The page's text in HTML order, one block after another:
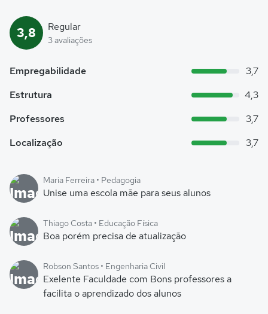
3,8 Regular
3 avaliações
Empregabilidade
3,7
Estrutura
4,3
Professores
3,7
Localização
3,7
Maria Ferreira • Pedagogia
Unise uma escola mãe para seus alunos
Thiago Costa • Educação Física
Boa porém precisa de atualização
Robson Santos • Engenharia Civil
Exelente Faculdade com Bons professores a
facilita o aprendizado dos alunos